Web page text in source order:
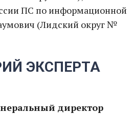
ПС по информационной
(Лидский округ №
ЭКСПЕРТА
директор